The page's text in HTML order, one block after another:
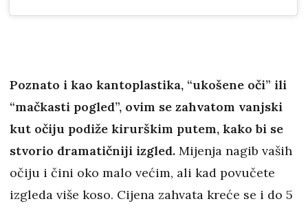
Poznato i kao kantoplastika, “ukošene oči” ili
“mačkasti pogled”, ovim se zahvatom vanjski
kut očiju podiže kirurškim putem, kako bi se
stvorio dramatičniji izgled. Mijenja nagib vaših
očiju i čini oko malo većim, ali kad povučete
izgleda više koso. Cijena zahvata kreće se i do 5